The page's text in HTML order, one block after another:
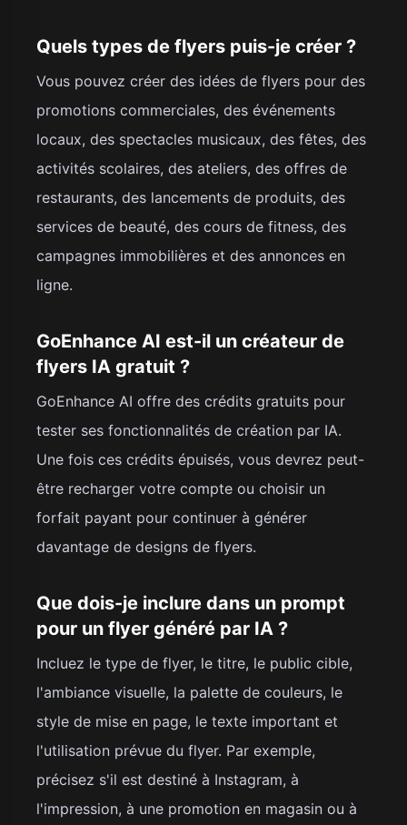
Quels types de flyers puis-je créer ?
Vous pouvez créer des idées de flyers pour des
promotions commerciales, des événements
locaux, des spectacles musicaux, des fêtes, des
activités scolaires, des ateliers, des offres de
restaurants, des lancements de produits, des
services de beauté, des cours de fitness, des
campagnes immobilières et des annonces en
ligne.
GoEnhance AI est-il un créateur de
flyers IA gratuit ?
GoEnhance AI offre des crédits gratuits pour
tester ses fonctionnalités de création par IA.
Une fois ces crédits épuisés, vous devrez peut-
être recharger votre compte ou choisir un
forfait payant pour continuer à générer
davantage de designs de flyers.
Que dois-je inclure dans un prompt
pour un flyer généré par IA ?
Incluez le type de flyer, le titre, le public cible,
l'ambiance visuelle, la palette de couleurs, le
style de mise en page, le texte important et
l'utilisation prévue du flyer. Par exemple,
précisez s'il est destiné à Instagram, à
l'impression, à une promotion en magasin ou à